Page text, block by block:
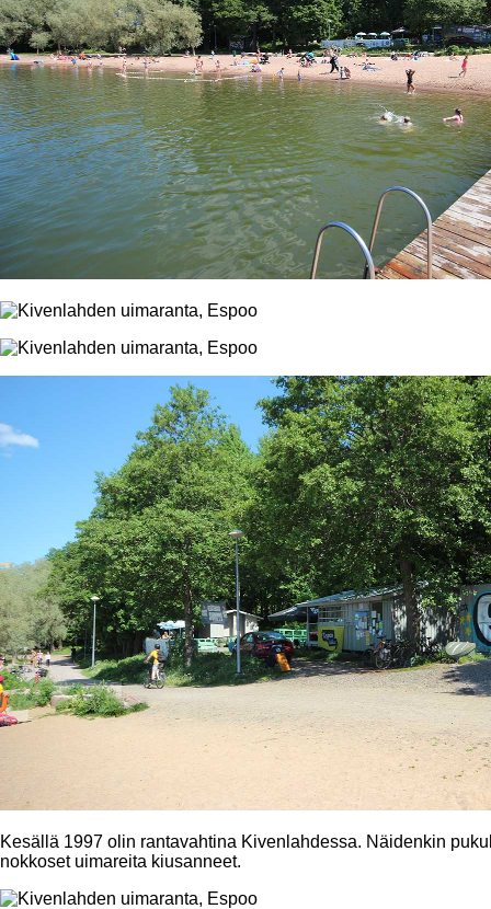
Kesällä 1997 olin rantavahtina Kivenlahdessa. Näidenkin
nokkoset uimareita kiusanneet.